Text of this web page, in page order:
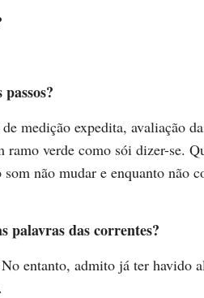
medição expedita, avaliação
ramo verde como sói dizer-se.
não mudar e enquanto não
palavras das correntes?
entanto, admito já ter havido